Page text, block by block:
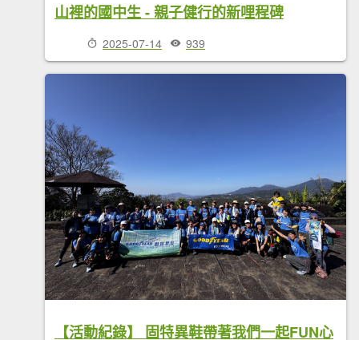
山裡的國中生 - 親子健行的新哩程碑
2025-07-14 939
【活動紀錄】 固特異鞋帶著我們一起FUN心